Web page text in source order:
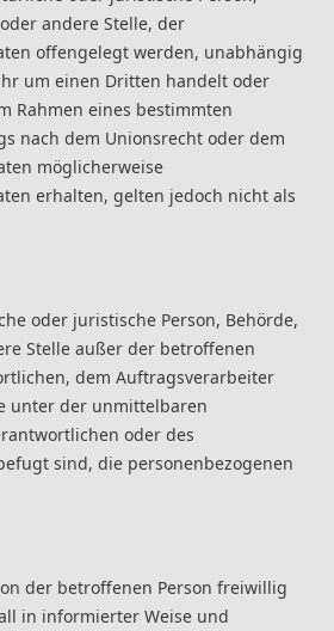
andere Stelle, der
offengelegt werden, unabhängig
um einen Dritten handelt oder
Rahmen eines bestimmten
nach dem Unionsrecht oder dem
möglicherweise
erhalten, gelten jedoch nicht als
oder juristische Person, Behörde,
Stelle außer der betroffenen
dem Auftragsverarbeiter
unter der unmittelbaren
oder des
sind, die personenbezogenen
der betroffenen Person freiwillig
in informierter Weise und